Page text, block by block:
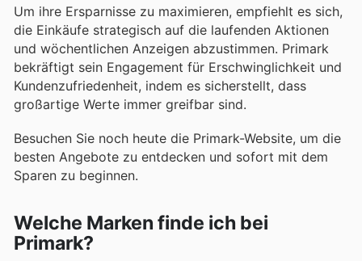
Um ihre Ersparnisse zu maximieren, empfiehlt es sich,
die Einkäufe strategisch auf die laufenden Aktionen
und wöchentlichen Anzeigen abzustimmen. Primark
bekräftigt sein Engagement für Erschwinglichkeit und
Kundenzufriedenheit, indem es sicherstellt, dass
großartige Werte immer greifbar sind.
Besuchen Sie noch heute die Primark-Website, um die
besten Angebote zu entdecken und sofort mit dem
Sparen zu beginnen.
Welche Marken finde ich bei
Primark?